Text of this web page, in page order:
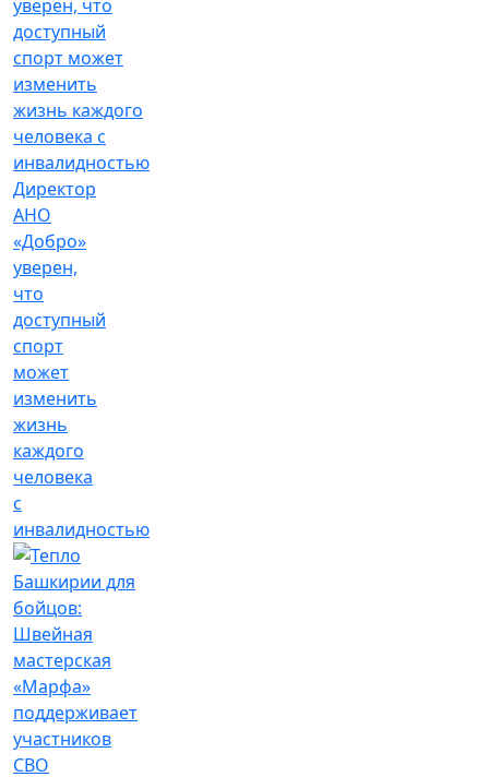
Директор
АНО
«Добро»
уверен,
что
доступный
спорт
может
изменить
жизнь
каждого
человека
с
инвалидностью